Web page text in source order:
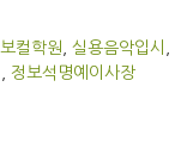
보컬학원 실용음악입시
정보석명예이사장